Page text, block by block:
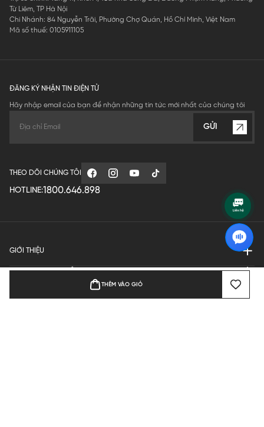
THÊM VÀO GIỎ
Từ Liêm, TP Hà Nội
Chi Nhánh: 84 Nguyễn Trãi, Phường Chợ Quán, Hồ Chí Minh, Việt Nam
Mã số thuế: 0105911105
ĐĂNG KÝ NHẬN TIN ĐIỆN TỬ
Hãy nhập email của bạn để nhận những tin tức mới nhất của chúng tôi
GỬI
THEO DÕI CHÚNG TÔI
HOTLINE:1800.646.898
GIỚI THIỆU
QUY ĐỊNH HOẠT ĐỘNG